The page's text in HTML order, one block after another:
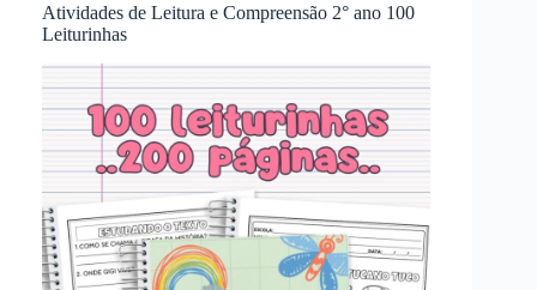
Atividades de Leitura e Compreensão 2° ano 100
Leiturinhas